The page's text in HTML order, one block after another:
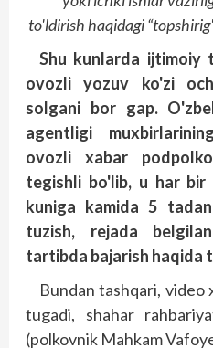
to'ldirish haqidagi“
Shu kunlarda ijtimoiy
ovozli yozuv ko'zi
solgani bor gap.
agentligi
ovozli xabar
tegishli bo'lib, u har
kuniga kamida 5
tuzish, rejada
tartibda bajarish haqida
Bundan tashqari, video
tugadi, shahar
(polkovnik Mahkam